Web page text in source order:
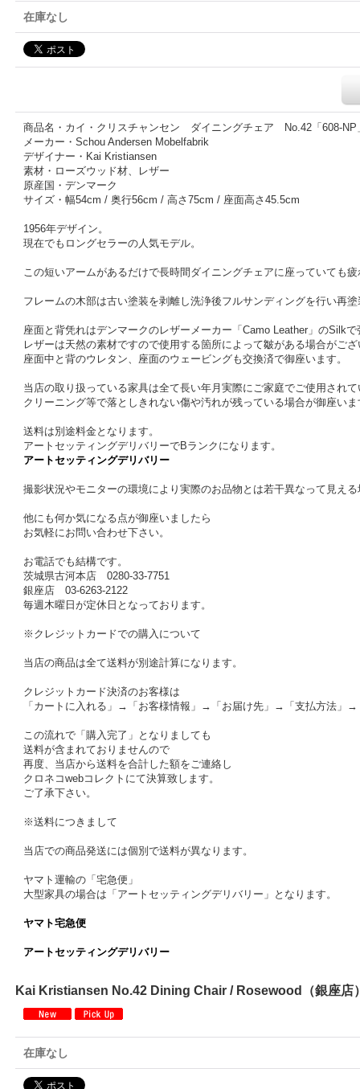
在庫なし
商品名・カイ・クリスチャンセン ダイニングチェア No.42「608-NP
メーカー・Schou Andersen Mobelfabrik
デザイナー・Kai Kristiansen
素材・ローズウッド材、レザー
原産国・デンマーク
サイズ・幅54cm / 奥行56cm / 高さ75cm / 座面高さ45.5cm
1956年デザイン。
現在でもロングセラーの人気モデル。
この短いアームがあるだけで長時間ダイニングチェアに座っていても
フレームの木部は古い塗装を剥離し洗浄後フルサンディングを行い再
座面と背凭れはデンマークのレザーメーカー「Camo Leather」のSilk
レザーは天然の素材ですので使用する箇所によって皺がある場合がご
座面中と背のウレタン、座面のウェービングも交換済で御座います。
当店の取り扱っている家具は全て長い年月実際にご家庭でご使用され
クリーニング等で落としきれない傷や汚れが残っている場合が御座い
送料は別途料金となります。
アートセッティングデリバリーでBランクになります。
アートセッティングデリバリー
撮影状況やモニターの環境により実際のお品物とは若干異なって見え
他にも何か気になる点が御座いましたら
お気軽にお問い合わせ下さい。
お電話でも結構です。
茨城県古河本店 0280-33-7751
銀座店 03-6263-2122
毎週木曜日が定休日となっております。
※クレジットカードでの購入について
当店の商品は全て送料が別途計算になります。
クレジットカード決済のお客様は
「カートに入れる」→「お客様情報」→「お届け先」→「支払方法」
この流れで「購入完了」となりましても
送料が含まれておりませんので
再度、当店から送料を合計した額をご連絡し
クロネコwebコレクトにて決算致します。
ご了承下さい。
※送料につきまして
当店での商品発送には個別で送料が異なります。
ヤマト運輸の「宅急便」
大型家具の場合は「アートセッティングデリバリー」となります。
ヤマト宅急便
アートセッティングデリバリー
Kai Kristiansen No.42 Dining Chair / Rosewood（銀座店
在庫なし